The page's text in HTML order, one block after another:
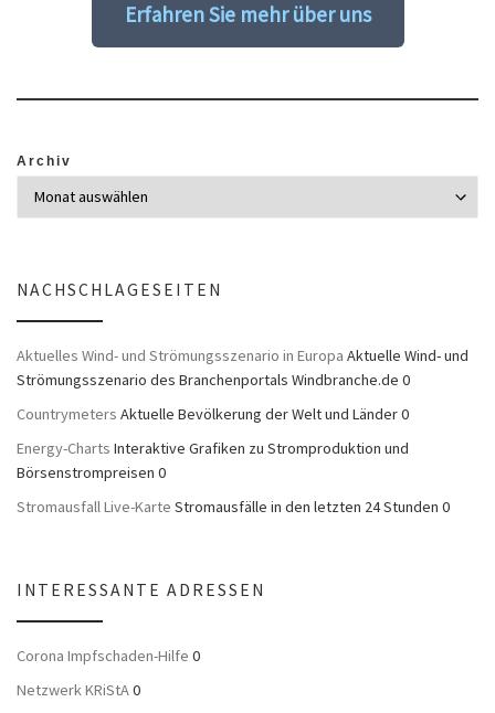
Erfahren Sie mehr über uns
Archiv
NACHSCHLAGESEITEN
Aktuelles Wind- und Strömungsszenario in Europa Aktuelle Wind- und
Strömungsszenario des Branchenportals Windbranche.de 0
Countrymeters Aktuelle Bevölkerung der Welt und Länder 0
Energy-Charts Interaktive Grafiken zu Stromproduktion und
Börsenstrompreisen 0
Stromausfall Live-Karte Stromausfälle in den letzten 24 Stunden 0
INTERESSANTE ADRESSEN
Corona Impfschaden-Hilfe 0
Netzwerk KRiStA0